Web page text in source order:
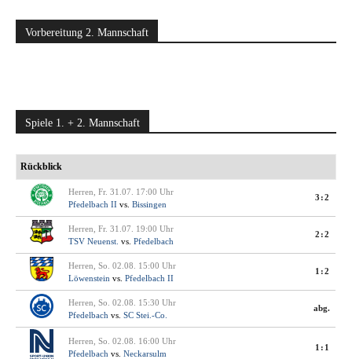
Vorbereitung 2. Mannschaft
Spiele 1. + 2. Mannschaft
Rückblick
Herren, Fr. 31.07. 17:00 Uhr
Pfedelbach II vs. Bissingen
3:2
Herren, Fr. 31.07. 19:00 Uhr
TSV Neuenst. vs. Pfedelbach
2:2
Herren, So. 02.08. 15:00 Uhr
Löwenstein vs. Pfedelbach II
1:2
Herren, So. 02.08. 15:30 Uhr
Pfedelbach vs. SC Stei.-Co.
abg.
Herren, So. 02.08. 16:00 Uhr
Pfedelbach vs. Neckarsulm
1:1